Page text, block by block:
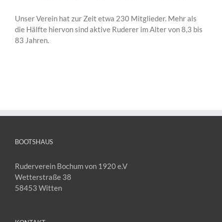
Unser Verein hat zur Zeit etwa 230 Mitglieder. Mehr als
die Hälfte hiervon sind aktive Ruderer im Alter von 8,3 bis
83 Jahren.
BOOTSHAUS
Ruderverein Bochum von 1920 e.V
Wetterstraße 38
58453 Witten